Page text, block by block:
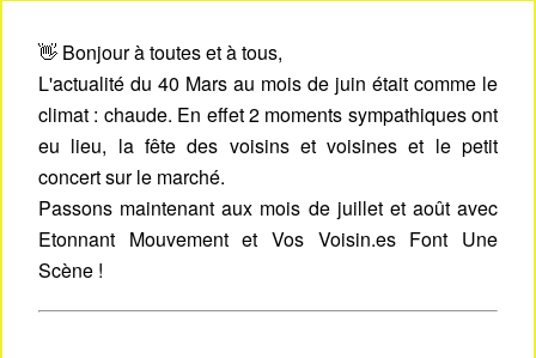
👋 Bonjour à toutes et à tous,
L'actualité du 40 Mars au mois de juin était comme le
climat : chaude. En effet 2 moments sympathiques ont
eu lieu, la fête des voisins et voisines et le petit
concert sur le marché.
Passons maintenant aux mois de juillet et août avec
Etonnant Mouvement et Vos Voisin.es Font Une
Scène !